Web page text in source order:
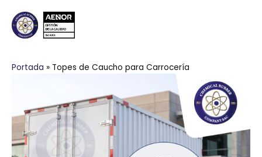
Portada » Topes de Caucho para Carrocería